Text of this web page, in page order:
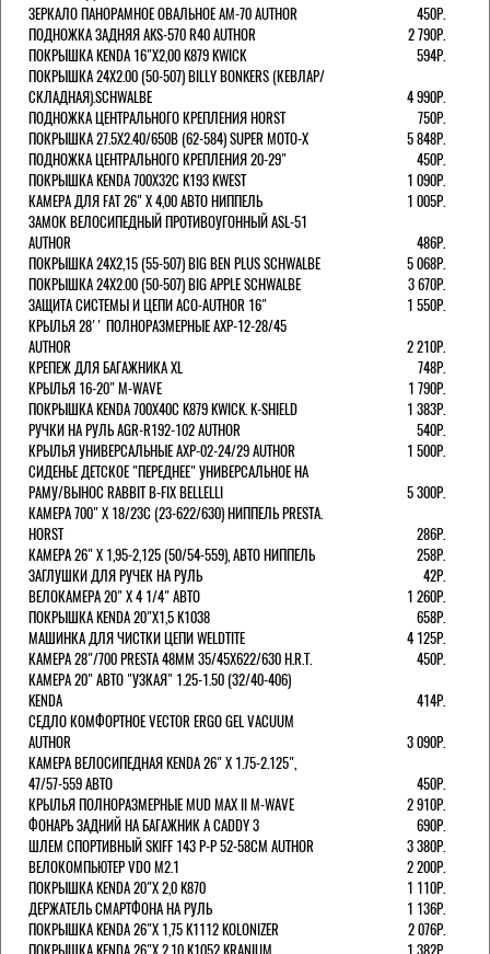
ЗЕРКАЛО ПАНОРАМНОЕ ОВАЛЬНОЕ AM-70 AUTHOR
450Р.
ПОДНОЖКА ЗАДНЯЯ AKS-570 R40 AUTHOR
2 790Р.
ПОКРЫШКА KENDA 16"Х2,00 K879 KWICK
594Р.
ПОКРЫШКА 24X2.00 (50-507) BILLY BONKERS (КЕВЛАР/
СКЛАДНАЯ).SCHWALBE
4 990Р.
ПОДНОЖКА ЦЕНТРАЛЬНОГО КРЕПЛЕНИЯ HORST
750Р.
ПОКРЫШКА 27.5X2.40/650B (62-584) SUPER MOTO-X
5 848Р.
ПОДНОЖКА ЦЕНТРАЛЬНОГО КРЕПЛЕНИЯ 20-29"
450Р.
ПОКРЫШКА KENDA 700Х32С K193 KWEST
1 090Р.
КАМЕРА ДЛЯ FAT 26" X 4,00 АВТО НИППЕЛЬ
1 005Р.
ЗАМОК ВЕЛОСИПЕДНЫЙ ПРОТИВОУГОННЫЙ ASL-51
AUTHOR
486Р.
ПОКРЫШКА 24X2,15 (55-507) BIG BEN PLUS SCHWALBE
5 068Р.
ПОКРЫШКА 24X2.00 (50-507) BIG APPLE SCHWALBE
3 670Р.
ЗАЩИТА СИСТЕМЫ И ЦЕПИ ACO-AUTHOR 16"
1 550Р.
КРЫЛЬЯ 28'' ПОЛНОРАЗМЕРНЫЕ AXP-12-28/45
AUTHOR
2 210Р.
КРЕПЕЖ ДЛЯ БАГАЖНИКА XL
748Р.
КРЫЛЬЯ 16-20" M-WAVE
1 790Р.
ПОКРЫШКА KENDA 700Х40С K879 KWICK. K-SHIELD
1 383Р.
РУЧКИ НА РУЛЬ AGR-R192-102 AUTHOR
540Р.
КРЫЛЬЯ УНИВЕРСАЛЬНЫЕ AXP-02-24/29 AUTHOR
1 500Р.
СИДЕНЬЕ ДЕТСКОЕ "ПЕРЕДНЕЕ" УНИВЕРСАЛЬНОЕ НА
РАМУ/ВЫНОС RABBIT B-FIX BELLELLI
5 300Р.
КАМЕРА 700" Х 18/23C (23-622/630) НИППЕЛЬ PRESTA.
HORST
286Р.
КАМЕРА 26" X 1,95-2,125 (50/54-559), АВТО НИППЕЛЬ
258Р.
ЗАГЛУШКИ ДЛЯ РУЧЕК НА РУЛЬ
42Р.
ВЕЛОКАМЕРА 20" Х 4 1/4" АВТО
1 260Р.
ПОКРЫШКА KENDA 20"Х1,5 K1038
658Р.
МАШИНКА ДЛЯ ЧИСТКИ ЦЕПИ WELDTITE
4 125Р.
КАМЕРА 28"/700 PRESTA 48ММ 35/45Х622/630 H.R.T.
450Р.
КАМЕРА 20" АВТО "УЗКАЯ" 1.25-1.50 (32/40-406)
KENDA
414Р.
СЕДЛО КОМФОРТНОЕ VECTOR ERGO GEL VACUUM
AUTHOR
3 090Р.
КАМЕРА ВЕЛОСИПЕДНАЯ KENDA 26" Х 1.75-2.125",
47/57-559 АВТО
450Р.
КРЫЛЬЯ ПОЛНОРАЗМЕРНЫЕ MUD MAX II M-WAVE
2 910Р.
ФОНАРЬ ЗАДНИЙ НА БАГАЖНИК A CADDY 3
690Р.
ШЛЕМ СПОРТИВНЫЙ SKIFF 143 Р-Р 52-58СМ AUTHOR
3 380Р.
ВЕЛОКОМПЬЮТЕР VDO M2.1
2 200Р.
ПОКРЫШКА KENDA 20"Х 2,0 K870
1 110Р.
ДЕРЖАТЕЛЬ СМАРТФОНА НА РУЛЬ
1 136Р.
ПОКРЫШКА KENDA 26"Х 1,75 K1112 KOLONIZER
2 076Р.
ПОКРЫШКА KENDA 26"Х 2,10 K1052 KRANIUM
1 382Р.